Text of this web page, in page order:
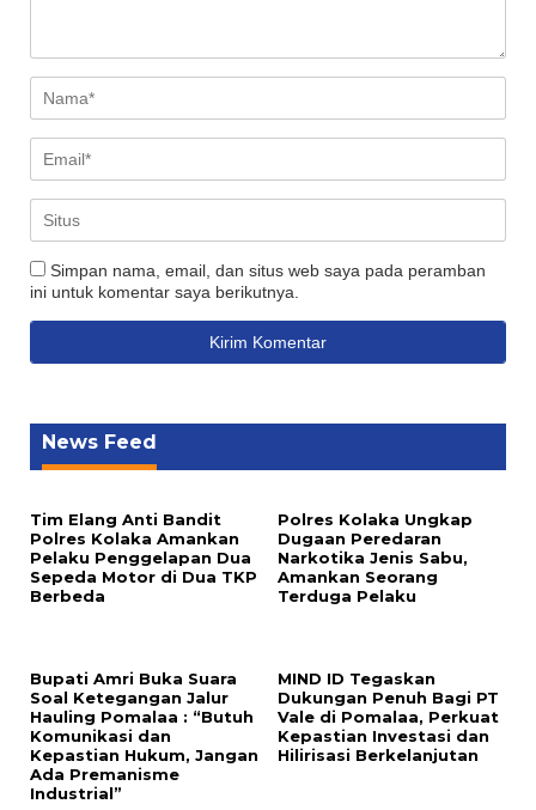
Simpan nama, email, dan situs web saya pada peramban
ini untuk komentar saya berikutnya.
News Feed
Tim Elang Anti Bandit
Polres Kolaka Amankan
Pelaku Penggelapan Dua
Sepeda Motor di Dua TKP
Berbeda
Polres Kolaka Ungkap
Dugaan Peredaran
Narkotika Jenis Sabu,
Amankan Seorang
Terduga Pelaku
Bupati Amri Buka Suara
Soal Ketegangan Jalur
Hauling Pomalaa : “Butuh
Komunikasi dan
Kepastian Hukum, Jangan
Ada Premanisme
Industrial”
MIND ID Tegaskan
Dukungan Penuh Bagi PT
Vale di Pomalaa, Perkuat
Kepastian Investasi dan
Hilirisasi Berkelanjutan